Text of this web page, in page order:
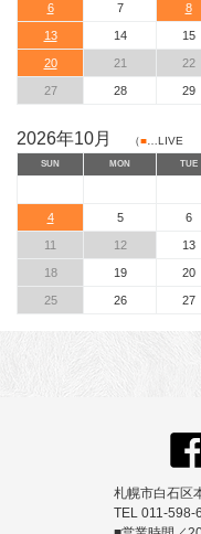
6 7 8
13 14 15
20 21 22
27 28 29
2026年10月 （■ …LIVE
SUN MON TUE
4 5 6
11 12 13
18 19 20
25 26 27
札幌市白石区
TEL 011-